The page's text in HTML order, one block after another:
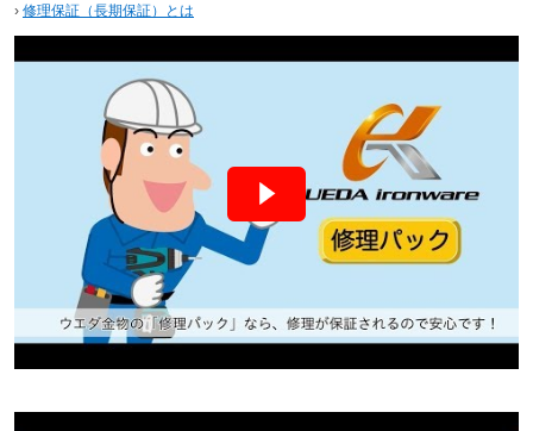
› 修理保証（長期保証）とは